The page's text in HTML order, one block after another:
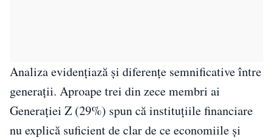
Analiza evidențiază și diferențe semnificative între
generații. Aproape trei din zece membri ai
Generației Z (29%) spun că instituțiile financiare
nu explică suficient de clar de ce economiile și